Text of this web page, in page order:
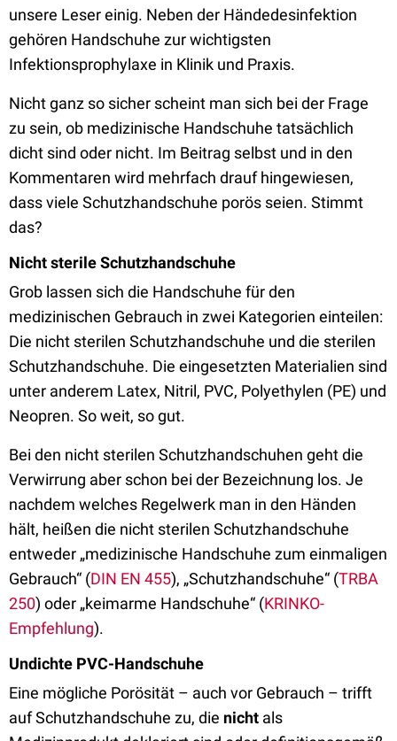
unsere Leser einig. Neben der Händedesinfektion
gehören Handschuhe zur wichtigsten
Infektionsprophylaxe in Klinik und Praxis.
Nicht ganz so sicher scheint man sich bei der Frage
zu sein, ob medizinische Handschuhe tatsächlich
dicht sind oder nicht. Im Beitrag selbst und in den
Kommentaren wird mehrfach drauf hingewiesen,
dass viele Schutzhandschuhe porös seien. Stimmt
das?
Nicht sterile Schutzhandschuhe
Grob lassen sich die Handschuhe für den
medizinischen Gebrauch in zwei Kategorien einteilen:
Die nicht sterilen Schutzhandschuhe und die sterilen
Schutzhandschuhe. Die eingesetzten Materialien sind
unter anderem Latex, Nitril, PVC, Polyethylen (PE) und
Neopren. So weit, so gut.
Bei den nicht sterilen Schutzhandschuhen geht die
Verwirrung aber schon bei der Bezeichnung los. Je
nachdem welches Regelwerk man in den Händen
hält, heißen die nicht sterilen Schutzhandschuhe
entweder „medizinische Handschuhe zum einmaligen
Gebrauch“ (DIN EN 455), „Schutzhandschuhe“ (TRBA
250) oder „keimarme Handschuhe“ (KRINKO-
Empfehlung).
Undichte PVC-Handschuhe
Eine mögliche Porösität – auch vor Gebrauch – trifft
auf Schutzhandschuhe zu, die nicht als